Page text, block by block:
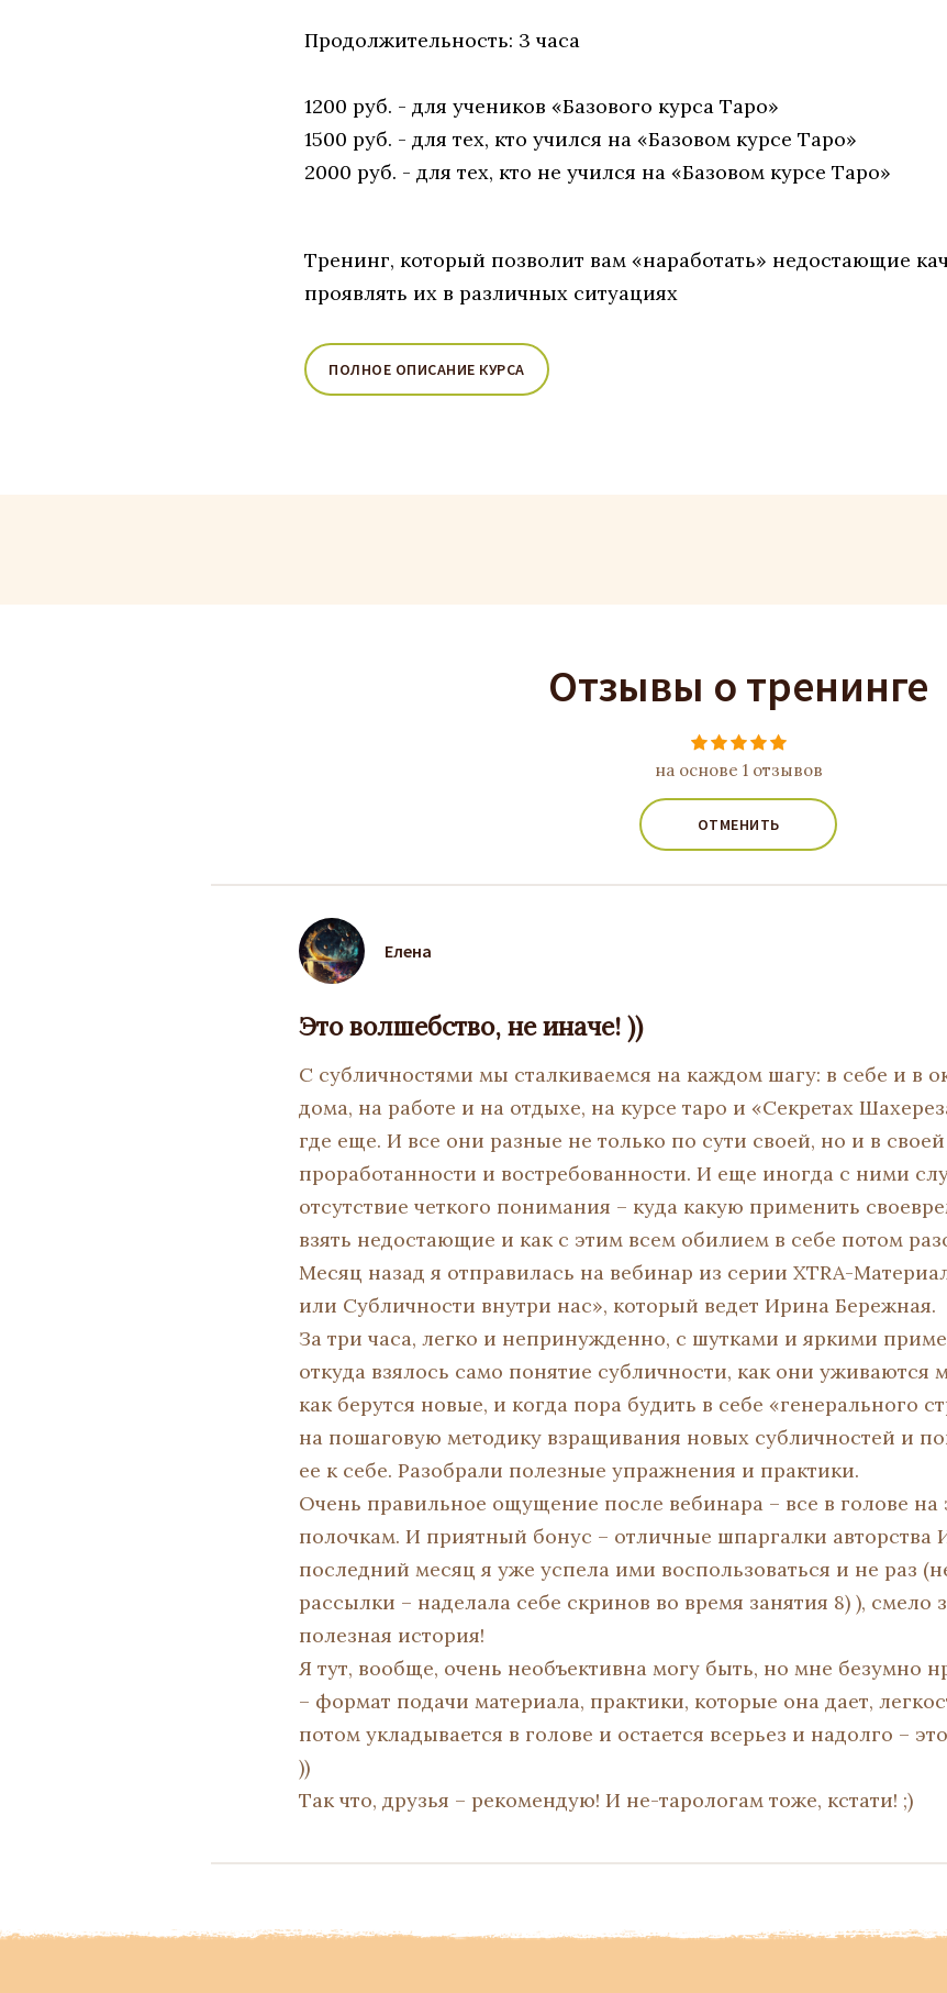
Продолжительность: 3 часа
1200 руб. - для учеников «Базового курса Таро»
1500 руб. - для тех, кто учился на «Базовом курсе Таро»
2000 руб. - для тех, кто не учился на «Базовом курсе Таро»
Тренинг, который позволит вам «наработать» недостающие
проявлять их в различных ситуациях
ПОЛНОЕ ОПИСАНИЕ КУРСА
Отзывы о тренинге
на основе 1 отзывов
ОТМЕНИТЬ
Елена
Это волшебство, не иначе! ))
С субличностями мы сталкиваемся на каждом шагу: в себе и в
дома, на работе и на отдыхе, на курсе таро и «Секретах
где еще. И все они разные не только по сути своей, но и в
проработанности и востребованности. И еще иногда с ними
отсутствие четкого понимания – куда какую применить
взять недостающие и как с этим всем обилием в себе потом
Месяц назад я отправилась на вебинар из серии XTRA-
или Субличности внутри нас», который ведет Ирина Бережная.
За три часа, легко и непринужденно, с шутками и яркими
откуда взялось само понятие субличности, как они уживаются
как берутся новые, и когда пора будить в себе «генерального
на пошаговую методику взращивания новых субличностей и
ее к себе. Разобрали полезные упражнения и практики.
Очень правильное ощущение после вебинара – все в голове на
полочкам. И приятный бонус – отличные шпаргалки авторства
последний месяц я уже успела ими воспользоваться и не раз
рассылки – наделала себе скринов во время занятия 8) ), смело
полезная история!
Я тут, вообще, очень необъективна могу быть, но мне безумно
– формат подачи материала, практики, которые она дает,
потом укладывается в голове и остается всерьез и надолго –
))
Так что, друзья – рекомендую! И не-тарологам тоже, кстати! ;)